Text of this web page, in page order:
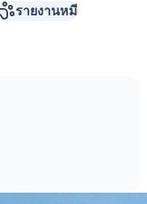
รายงานหมี